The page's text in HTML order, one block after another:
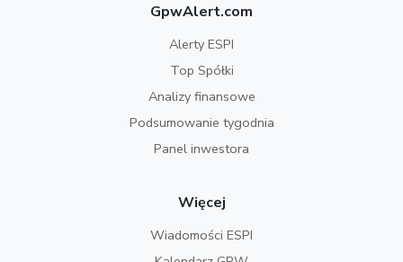
GpwAlert.com
Alerty ESPI
Top Spółki
Analizy finansowe
Podsumowanie tygodnia
Panel inwestora
Więcej
Wiadomości ESPI